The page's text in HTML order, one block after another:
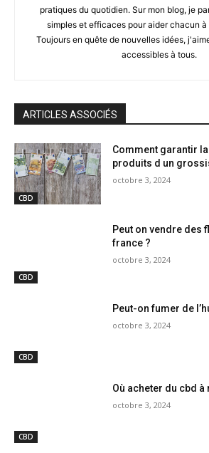
pratiques du quotidien. Sur mon blog, je
simples et efficaces pour aider chacun
Toujours en quête de nouvelles idées,
accessibles à tous.
ARTICLES ASSOCIÉS
CBD
Comment garantir
produits d un
octobre 3, 2024
CBD
Peut on vendre des
france ?
octobre 3, 2024
CBD
Peut-on fumer de
octobre 3, 2024
CBD
Où acheter du cbd à
octobre 3, 2024